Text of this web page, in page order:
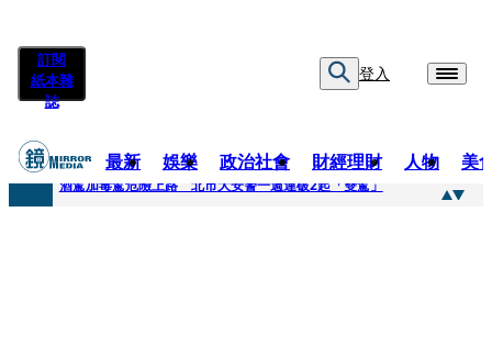
訂閱
紙本雜
誌
登入
最新 娛樂 政治社會 財經理財 人物 美
快訊
酒駕加毒駕危險上路 北市大安警一週連破2起「雙駕」